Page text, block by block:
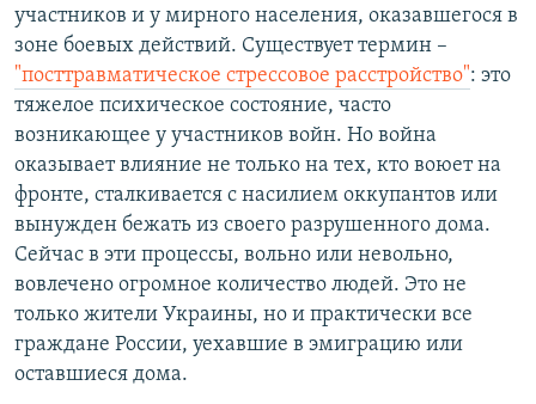
участников и у мирного населения, оказавшегося в
зоне боевых действий. Существует термин –
"посттравматическое стрессовое расстройство": это
тяжелое психическое состояние, часто
возникающее у участников войн. Но война
оказывает влияние не только на тех, кто воюет на
фронте, сталкивается с насилием оккупантов или
вынужден бежать из своего разрушенного дома.
Сейчас в эти процессы, вольно или невольно,
вовлечено огромное количество людей. Это не
только жители Украины, но и практически все
граждане России, уехавшие в эмиграцию или
оставшиеся дома.